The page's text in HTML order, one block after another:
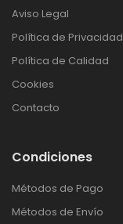
Aviso Legal
Política de Privacidad
Política de Calidad
Cookies
Contacto
Condiciones
Métodos de Pago
Métodos de Envío